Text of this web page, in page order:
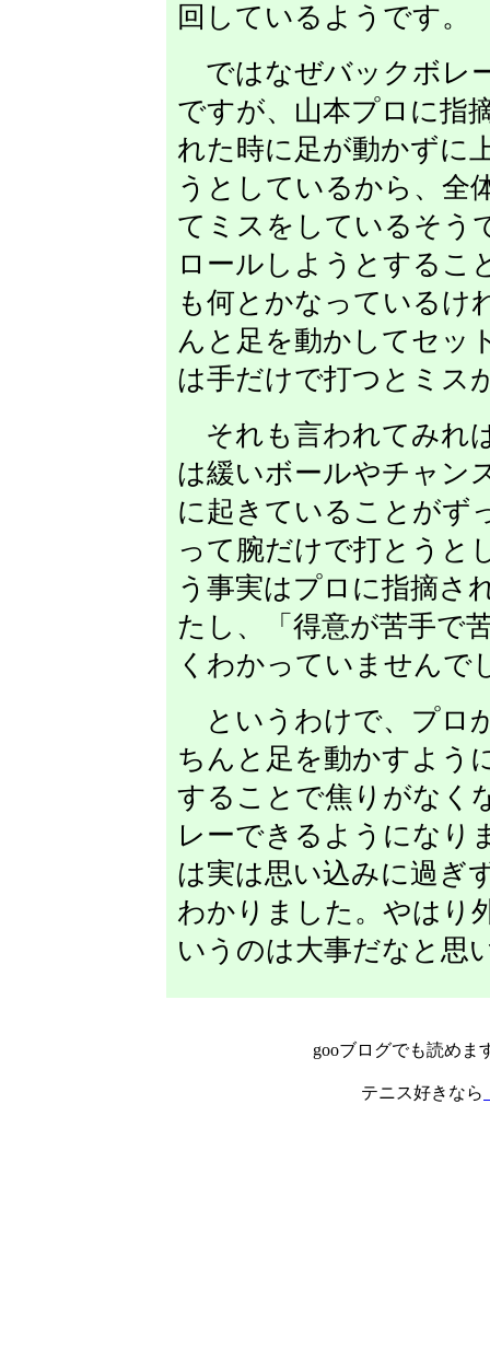
回しているようです。
ではなぜバックボレ
ですが、山本プロに指
れた時に足が動かずに
うとしているから、全
てミスをしているそう
ロールしようとするこ
も何とかなっているけ
んと足を動かしてセッ
は手だけで打つとミス
それも言われてみれ
は緩いボールやチャン
に起きていることがず
って腕だけで打とうと
う事実はプロに指摘さ
たし、「得意が苦手で
くわかっていませんで
というわけで、プロ
ちんと足を動かすよう
することで焦りがなく
レーできるようになり
は実は思い込みに過ぎ
わかりました。やはり
いうのは大事だなと思
gooブログでも読めま
テニス好きなら